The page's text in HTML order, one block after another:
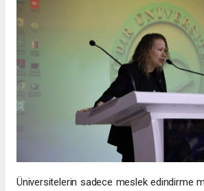
Üniversitelerin sadece meslek edindirme